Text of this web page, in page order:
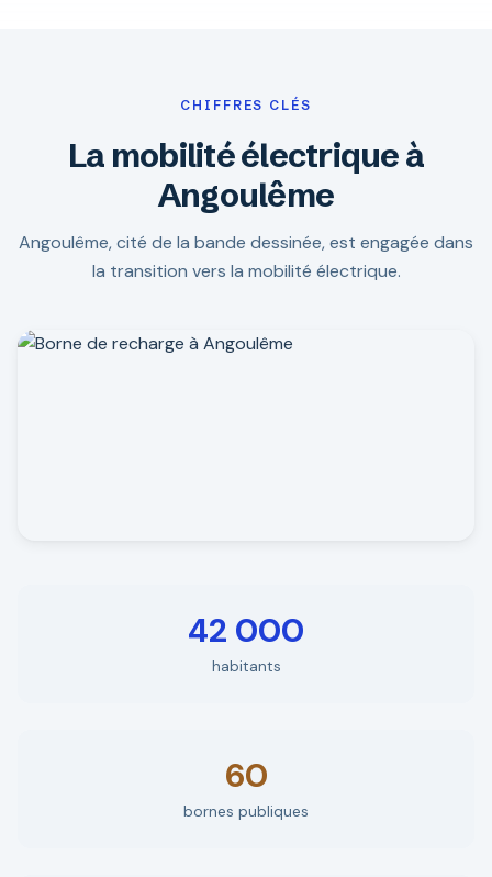
CHIFFRES CLÉS
La mobilité électrique à
Angoulême
Angoulême, cité de la bande dessinée, est engagée dans
la transition vers la mobilité électrique.
42 000
habitants
60
bornes publiques